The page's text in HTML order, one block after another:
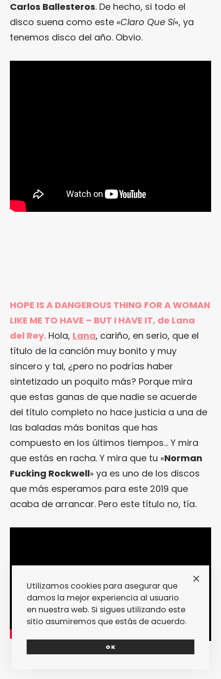
Carlos Ballesteros. De hecho, si todo el
disco suena como este «Claro Que Sí«, ya
tenemos disco del año. Obvio.
HOPE IS A DANGEROUS THING FOR A WOMAN
LIKE ME TO HAVE – BUT I HAVE IT, de Lana
del Rey. Hola, Lana, cariño, en serio, que el
título de la canción muy bonito y muy
sincero y tal, ¿pero no podrías haber
sintetizado un poquito más? Porque mira
que estas ganas de que nadie se acuerde
del título completo no hace justicia a una de
las baladas más bonitas que has
compuesto en los últimos tiempos… Y mira
que estás en racha. Y mira que tu «Norman
Fucking Rockwell» ya es uno de los discos
que más esperamos para este 2019 que
acaba de arrancar. Pero este título no, tía.
Utilizamos cookies para asegurar que
damos la mejor experiencia al usuario
en nuestra web. Si sigues utilizando este
sitio asumiremos que estás de acuerdo.
OK